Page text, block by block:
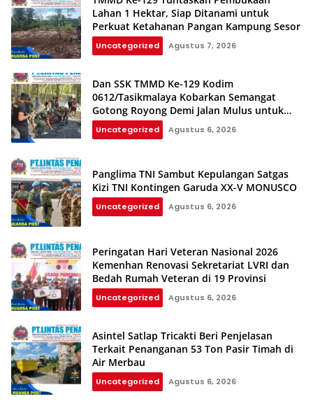
Lahan 1 Hektar, Siap Ditanami untuk
Perkuat Ketahanan Pangan Kampung Sesor
Uncategorized Agustus 7, 2026
Dan SSK TMMD Ke-129 Kodim
0612/Tasikmalaya Kobarkan Semangat
Gotong Royong Demi Jalan Mulus untuk
Rakyat
Uncategorized Agustus 6, 2026
Panglima TNI Sambut Kepulangan Satgas
Kizi TNI Kontingen Garuda XX-V MONUSCO
Uncategorized Agustus 6, 2026
Peringatan Hari Veteran Nasional 2026
Kemenhan Renovasi Sekretariat LVRI dan
Bedah Rumah Veteran di 19 Provinsi
Uncategorized Agustus 6, 2026
Asintel Satlap Tricakti Beri Penjelasan
Terkait Penanganan 53 Ton Pasir Timah di
Air Merbau
Uncategorized Agustus 6, 2026